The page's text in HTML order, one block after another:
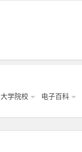
大学院校 电子百科